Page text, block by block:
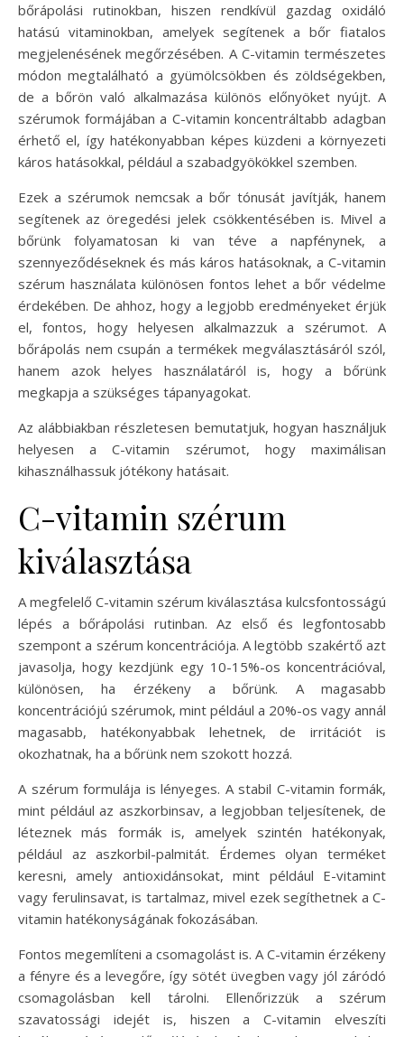
bőrápolási rutinokban, hiszen rendkívül gazdag oxidáló
hatású vitaminokban, amelyek segítenek a bőr fiatalos
megjelenésének megőrzésében. A C-vitamin természetes
módon megtalálható a gyümölcsökben és zöldségekben,
de a bőrön való alkalmazása különös előnyöket nyújt. A
szérumok formájában a C-vitamin koncentráltabb adagban
érhető el, így hatékonyabban képes küzdeni a környezeti
káros hatásokkal, például a szabadgyökökkel szemben.
Ezek a szérumok nemcsak a bőr tónusát javítják, hanem
segítenek az öregedési jelek csökkentésében is. Mivel a
bőrünk folyamatosan ki van téve a napfénynek, a
szennyeződéseknek és más káros hatásoknak, a C-vitamin
szérum használata különösen fontos lehet a bőr védelme
érdekében. De ahhoz, hogy a legjobb eredményeket érjük
el, fontos, hogy helyesen alkalmazzuk a szérumot. A
bőrápolás nem csupán a termékek megválasztásáról szól,
hanem azok helyes használatáról is, hogy a bőrünk
megkapja a szükséges tápanyagokat.
Az alábbiakban részletesen bemutatjuk, hogyan használjuk
helyesen a C-vitamin szérumot, hogy maximálisan
kihasználhassuk jótékony hatásait.
C-vitamin szérum
kiválasztása
A megfelelő C-vitamin szérum kiválasztása kulcsfontosságú
lépés a bőrápolási rutinban. Az első és legfontosabb
szempont a szérum koncentrációja. A legtöbb szakértő azt
javasolja, hogy kezdjünk egy 10-15%-os koncentrációval,
különösen, ha érzékeny a bőrünk. A magasabb
koncentrációjú szérumok, mint például a 20%-os vagy annál
magasabb, hatékonyabbak lehetnek, de irritációt is
okozhatnak, ha a bőrünk nem szokott hozzá.
A szérum formulája is lényeges. A stabil C-vitamin formák,
mint például az aszkorbinsav, a legjobban teljesítenek, de
léteznek más formák is, amelyek szintén hatékonyak,
például az aszkorbil-palmitát. Érdemes olyan terméket
keresni, amely antioxidánsokat, mint például E-vitamint
vagy ferulinsavat, is tartalmaz, mivel ezek segíthetnek a C-
vitamin hatékonyságának fokozásában.
Fontos megemlíteni a csomagolást is. A C-vitamin érzékeny
a fényre és a levegőre, így sötét üvegben vagy jól záródó
csomagolásban kell tárolni. Ellenőrizzük a szérum
szavatossági idejét is, hiszen a C-vitamin elveszíti